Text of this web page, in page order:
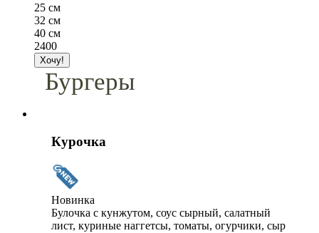
25 см
32 см
40 см
2400
Бургеры
Курочка
Новинка
Булочка с кунжутом, соус сырный, салатный
лист, куриные наггетсы, томаты, огурчики, сыр